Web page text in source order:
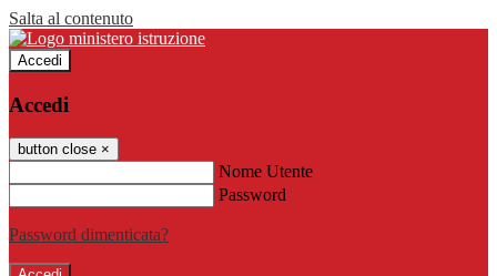
Salta al contenuto
Accedi
Accedi
button close ×
Nome Utente
Password
Password dimenticata?